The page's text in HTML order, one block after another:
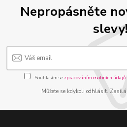
Nepropásněte
slevy!
Souhlasím se zpracováním osobních údajů
Můžete se kdykoli odhlásit.